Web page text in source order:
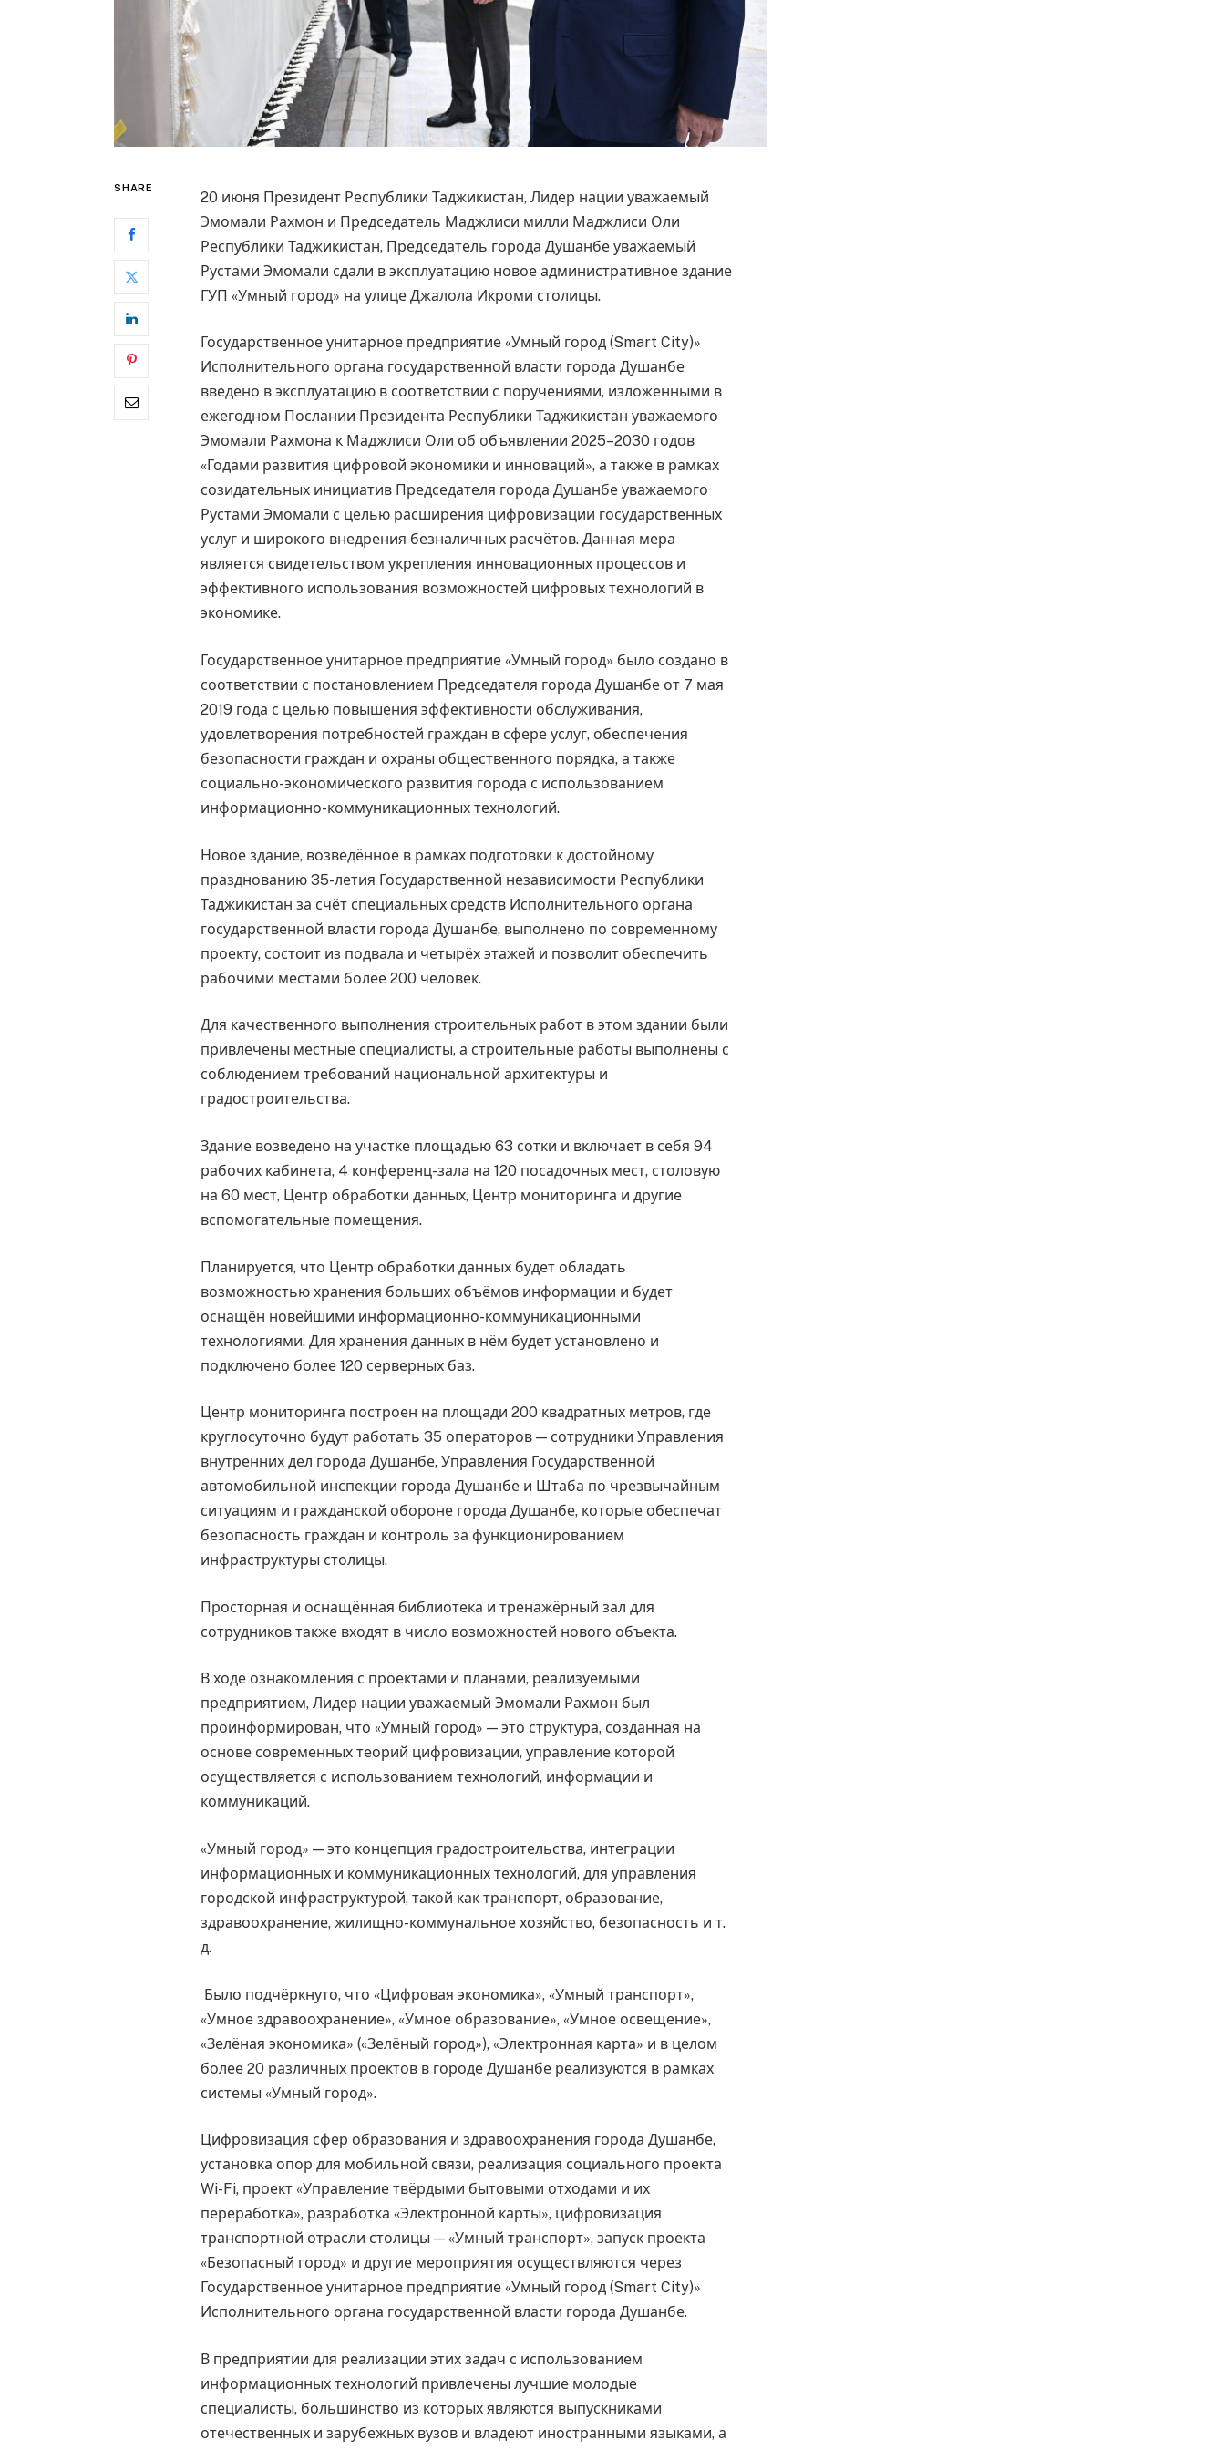
SHARE
20 июня Президент Республики Таджикистан, Лидер нации уважаемый
Эмомали Рахмон и Председатель Маджлиси милли Маджлиси Оли
Республики Таджикистан, Председатель города Душанбе уважаемый
Рустами Эмомали сдали в эксплуатацию новое административное здание
ГУП «Умный город» на улице Джалола Икроми столицы.
Государственное унитарное предприятие «Умный город (Smart City)»
Исполнительного органа государственной власти города Душанбе
введено в эксплуатацию в соответствии с поручениями, изложенными в
ежегодном Послании Президента Республики Таджикистан уважаемого
Эмомали Рахмона к Маджлиси Оли об объявлении 2025–2030 годов
«Годами развития цифровой экономики и инноваций», а также в рамках
созидательных инициатив Председателя города Душанбе уважаемого
Рустами Эмомали с целью расширения цифровизации государственных
услуг и широкого внедрения безналичных расчётов. Данная мера
является свидетельством укрепления инновационных процессов и
эффективного использования возможностей цифровых технологий в
экономике.
Государственное унитарное предприятие «Умный город» было создано в
соответствии с постановлением Председателя города Душанбе от 7 мая
2019 года с целью повышения эффективности обслуживания,
удовлетворения потребностей граждан в сфере услуг, обеспечения
безопасности граждан и охраны общественного порядка, а также
социально-экономического развития города с использованием
информационно-коммуникационных технологий.
Новое здание, возведённое в рамках подготовки к достойному
празднованию 35-летия Государственной независимости Республики
Таджикистан за счёт специальных средств Исполнительного органа
государственной власти города Душанбе, выполнено по современному
проекту, состоит из подвала и четырёх этажей и позволит обеспечить
рабочими местами более 200 человек.
Для качественного выполнения строительных работ в этом здании были
привлечены местные специалисты, а строительные работы выполнены с
соблюдением требований национальной архитектуры и
градостроительства.
Здание возведено на участке площадью 63 сотки и включает в себя 94
рабочих кабинета, 4 конференц-зала на 120 посадочных мест, столовую
на 60 мест, Центр обработки данных, Центр мониторинга и другие
вспомогательные помещения.
Планируется, что Центр обработки данных будет обладать
возможностью хранения больших объёмов информации и будет
оснащён новейшими информационно-коммуникационными
технологиями. Для хранения данных в нём будет установлено и
подключено более 120 серверных баз.
Центр мониторинга построен на площади 200 квадратных метров, где
круглосуточно будут работать 35 операторов — сотрудники Управления
внутренних дел города Душанбе, Управления Государственной
автомобильной инспекции города Душанбе и Штаба по чрезвычайным
ситуациям и гражданской обороне города Душанбе, которые обеспечат
безопасность граждан и контроль за функционированием
инфраструктуры столицы.
Просторная и оснащённая библиотека и тренажёрный зал для
сотрудников также входят в число возможностей нового объекта.
В ходе ознакомления с проектами и планами, реализуемыми
предприятием, Лидер нации уважаемый Эмомали Рахмон был
проинформирован, что «Умный город» — это структура, созданная на
основе современных теорий цифровизации, управление которой
осуществляется с использованием технологий, информации и
коммуникаций.
«Умный город» — это концепция градостроительства, интеграции
информационных и коммуникационных технологий, для управления
городской инфраструктурой, такой как транспорт, образование,
здравоохранение, жилищно-коммунальное хозяйство, безопасность и т.
д.
Было подчёркнуто, что «Цифровая экономика», «Умный транспорт»,
«Умное здравоохранение», «Умное образование», «Умное освещение»,
«Зелёная экономика» («Зелёный город»), «Электронная карта» и в целом
более 20 различных проектов в городе Душанбе реализуются в рамках
системы «Умный город».
Цифровизация сфер образования и здравоохранения города Душанбе,
установка опор для мобильной связи, реализация социального проекта
Wi-Fi, проект «Управление твёрдыми бытовыми отходами и их
переработка», разработка «Электронной карты», цифровизация
транспортной отрасли столицы — «Умный транспорт», запуск проекта
«Безопасный город» и другие мероприятия осуществляются через
Государственное унитарное предприятие «Умный город (Smart City)»
Исполнительного органа государственной власти города Душанбе.
В предприятии для реализации этих задач с использованием
информационных технологий привлечены лучшие молодые
специалисты, большинство из которых являются выпускниками
отечественных и зарубежных вузов и владеют иностранными языками, а